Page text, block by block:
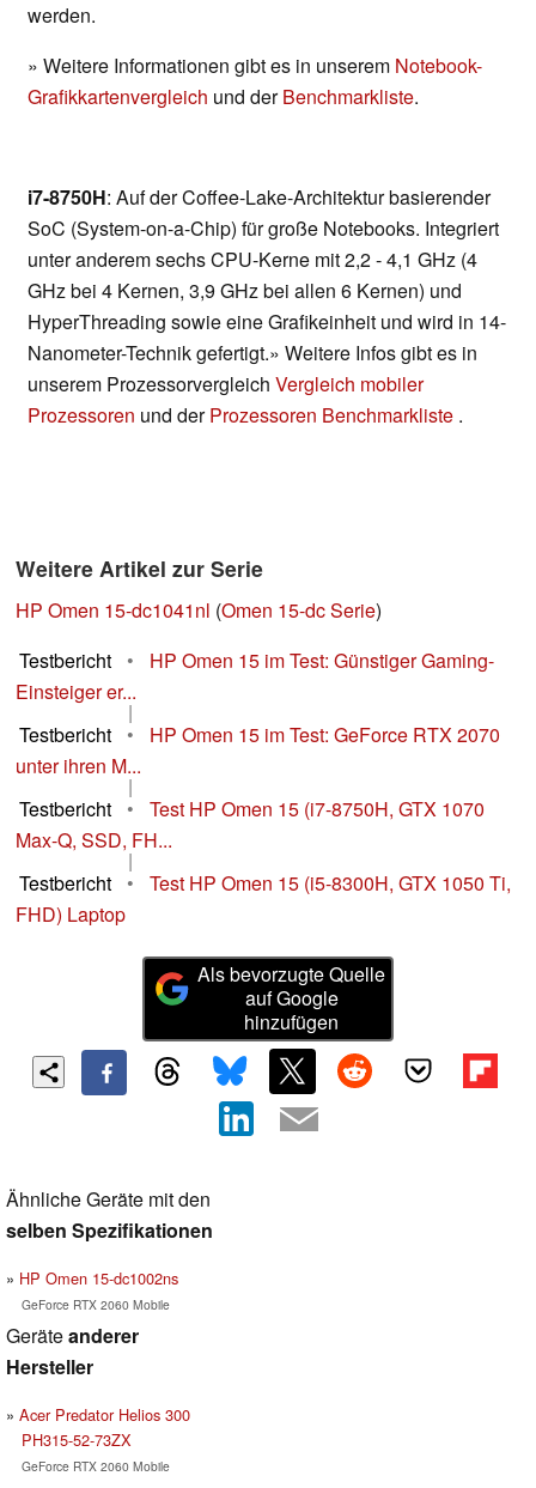
werden.
» Weitere Informationen gibt es in unserem Notebook-
Grafikkartenvergleich und derBenchmarkliste.
i7-8750H: Auf der Coffee-Lake-Architektur basierender
SoC (System-on-a-Chip) für große Notebooks. Integriert
unter anderem sechs CPU-Kerne mit 2,2 - 4,1 GHz (4
GHz bei 4 Kernen, 3,9 GHz bei allen 6 Kernen) und
HyperThreading sowie eine Grafikeinheit und wird in 14-
Nanometer-Technik gefertigt.» Weitere Infos gibt es in
unserem Prozessorvergleich Vergleich mobiler
Prozessoren und derProzessoren Benchmarkliste .
Weitere Artikel zur Serie
HP Omen 15-dc1041nl (Omen 15-dc Serie)
Testbericht
•
HP Omen 15 im Test: Günstiger Gaming-
Einsteiger er...
|
Testbericht
•
HP Omen 15 im Test: GeForce RTX 2070
unter ihren M...
|
Testbericht
•
Test HP Omen 15 (i7-8750H, GTX 1070
Max-Q, SSD, FH...
|
Testbericht
•
Test HP Omen 15 (i5-8300H, GTX 1050 Ti,
FHD) Laptop
Als bevorzugte Quelle
auf Google
hinzufügen
Ähnliche Geräte mit den
selben Spezifikationen
HP Omen 15-dc1002ns
GeForce RTX 2060 Mobile
Geräteanderer
Hersteller
Acer Predator Helios 300
PH315-52-73ZX
GeForce RTX 2060 Mobile